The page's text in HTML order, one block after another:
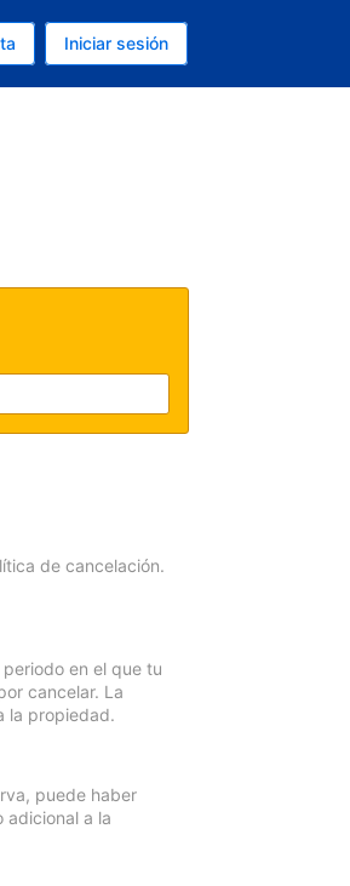
(Argentina)
Iniciar sesión
de cancelación.
en el que tu
cancelar. La
la propiedad.
puede haber
adicional a la